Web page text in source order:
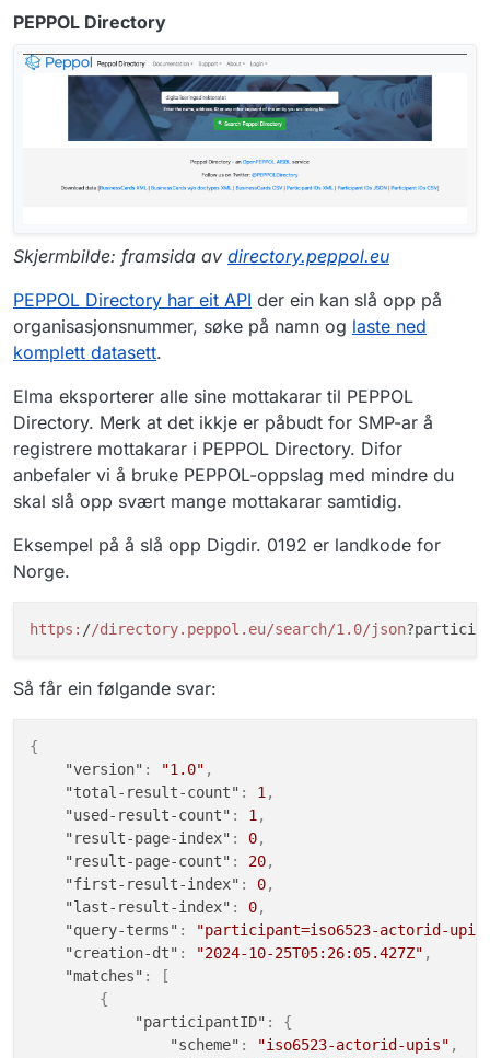
PEPPOL Directory
Skjermbilde: framsida av directory.peppol.eu
PEPPOL Directory har eit API der ein kan slå opp på
organisasjonsnummer, søke på namn og laste ned
komplett datasett.
Elma eksporterer alle sine mottakarar til PEPPOL
Directory. Merk at det ikkje er påbudt for SMP-ar å
registrere mottakarar i PEPPOL Directory. Difor
anbefaler vi å bruke PEPPOL-oppslag med mindre du
skal slå opp svært mange mottakarar samtidig.
Eksempel på å slå opp Digdir. 0192 er landkode for
Norge.
https: //directory.peppol.eu/search/1.0/json
Så får ein følgande svar:
{
"version" : "1.0" ,
"total-result-count" : 1,
"used-result-count" : 1,
"result-page-index" : 0,
"result-page-count" : 20,
"first-result-index" : 0,
"last-result-index" : 0,
"query-terms" :
"participant=iso6523-actorid-
"creation-dt" : "2024-10-25T05:26:05.427Z" ,
"matches" :
[
{
"participantID" :
{
"scheme" : "iso6523-actorid-upis" ,